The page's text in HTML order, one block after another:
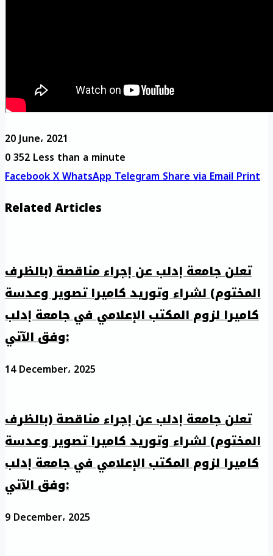
20 June، 2021
0352Less than a minute
FacebookXWhatsAppTelegramShare via EmailPrint
Related Articles
تعلن جامعة إدلب عن إجراء مناقصة (بالظرف
المختوم) لشراء وتوريد كاميرا تصوير وعدسة
كاميرا لزوم المكتب الإعلامي في جامعة إدلب
وفق الآتي:
14 December، 2025
تعلن جامعة إدلب عن إجراء مناقصة (بالظرف
المختوم) لشراء وتوريد كاميرا تصوير وعدسة
كاميرا لزوم المكتب الإعلامي في جامعة إدلب
وفق الآتي:
9 December، 2025